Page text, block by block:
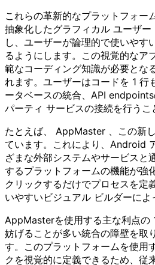
これらの革新的なプラットフォー
抽象化したグラフィカル ユーザ
し、ユーザーが論理的で使いやす
るようにします。この視覚的なア
範なコーディング知識が必要とな
れます。ユーザーはコードを 1 行
ータベースの統合、API
パーティ サービスの接続を行うこ
たとえば、 AppMaster 、この新
ています。これにより、Android
ざまな外部システムやサービスと
するプラットフォームの機能が強
クリックするだけでプロセスを定
いやすいビジュアル ビルダーによ
AppMasterを使用する主な利点の
妨げることが多い統合の障壁を取
す。このプラットフォームを使用
クを視覚的に定義できるため、従